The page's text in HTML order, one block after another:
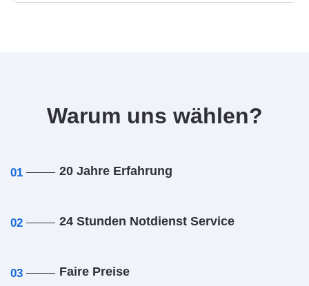
Warum uns wählen?
01 20 Jahre Erfahrung
02 24 Stunden Notdienst Service
03 Faire Preise